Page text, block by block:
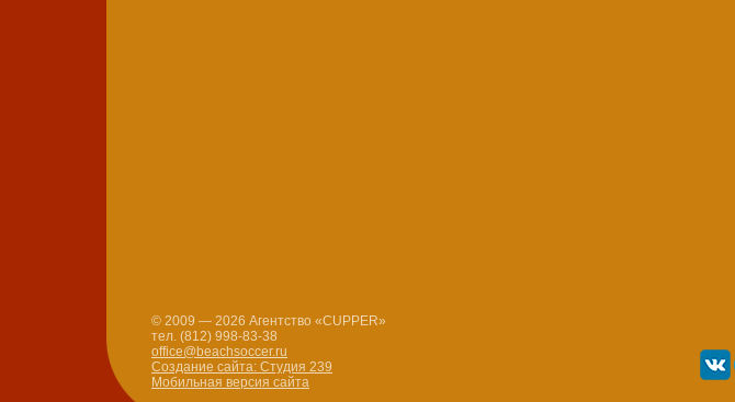
© 2009 — 2026 Агентство «CUPPER»
тел. (812) 998-83-38
office@beachsoccer.ru
Создание сайта: Студия 239
Мобильная версия сайта